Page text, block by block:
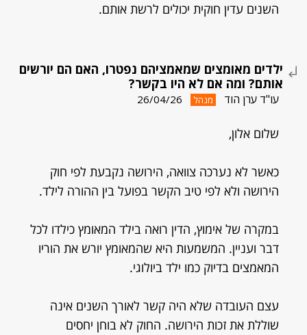
השנים עדין חוקית יכולים לרשת אותם.
ילדים מאומצים שמאמציהם נפטרו, האם הם יורשים
אותם? ומה אם לא היו בקשר?
עו"ד ערן הוד מנהל 26/04/26
שלום אלון,
כאשר לא נערכה צוואה, הירושה נקבעת לפי חוק
הירושה ולא לפי טיב הקשר בפועל בין ההורה לילד.
במקרה של אימוץ, הדין רואה בילד המאומץ כילדו לכל
דבר ועניין. המשמעות היא שהמאומץ יורש את הוריו
המאמצים בדיוק כמו ילד ביולוגי.
עצם העובדה שלא היה קשר לאורך השנים אינה
שוללת את זכות הירושה. החוק לא בוחן יחסים